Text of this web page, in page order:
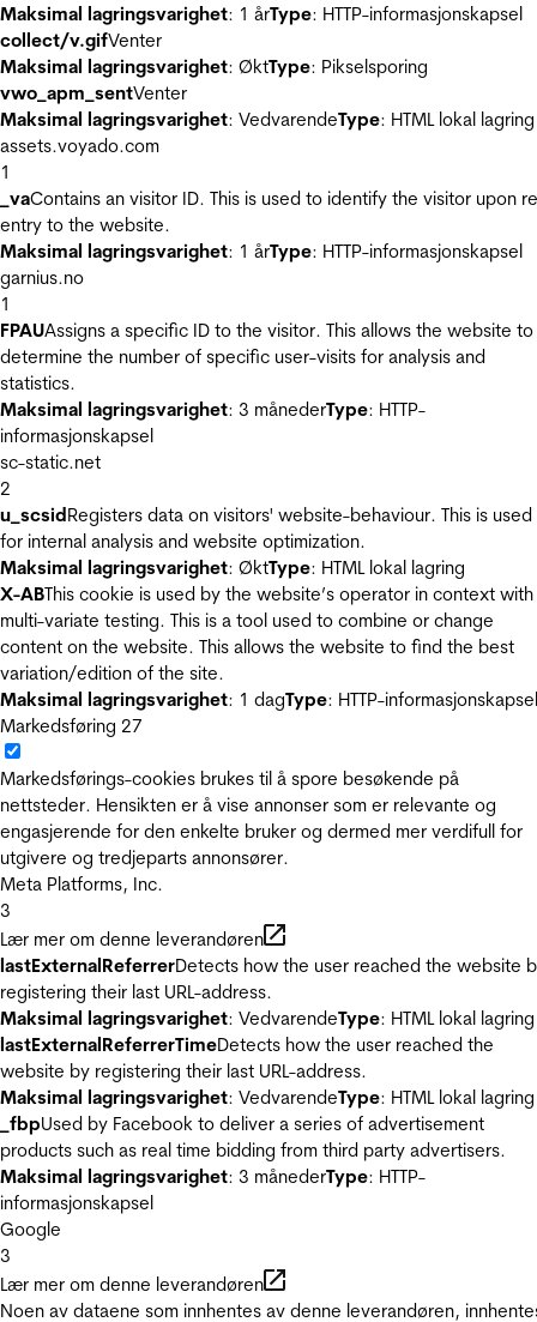
Maksimal lagringsvarighet: 1 årType: HTTP-informasjonskapsel
collect/v.gifVenter
Maksimal lagringsvarighet: ØktType: Pikselsporing
vwo_apm_sentVenter
Maksimal lagringsvarighet: VedvarendeType: HTML lokal lagring
assets.voyado.com
1
_vaContains an visitor ID. This is used to identify the visitor upon
entry to the website.
Maksimal lagringsvarighet: 1 årType: HTTP-informasjonskapsel
garnius.no
1
FPAUAssigns a specific ID to the visitor. This allows the website to
determine the number of specific user-visits for analysis and
statistics.
Maksimal lagringsvarighet: 3 månederType: HTTP-
informasjonskapsel
sc-static.net
2
u_scsidRegisters data on visitors' website-behaviour. This is used
for internal analysis and website optimization.
Maksimal lagringsvarighet: ØktType: HTML lokal lagring
X-ABThis cookie is used by the website’s operator in context with
multi-variate testing. This is a tool used to combine or change
content on the website. This allows the website to find the best
variation/edition of the site.
Maksimal lagringsvarighet: 1 dagType: HTTP-informasjonskapsel
Markedsføring 27
Markedsførings-cookies brukes til å spore besøkende på
nettsteder. Hensikten er å vise annonser som er relevante og
engasjerende for den enkelte bruker og dermed mer verdifull for
utgivere og tredjeparts annonsører.
Meta Platforms, Inc.
3
Lær mer om denne leverandøren
lastExternalReferrerDetects how the user reached the website
registering their last URL-address.
Maksimal lagringsvarighet: VedvarendeType: HTML lokal lagring
lastExternalReferrerTimeDetects how the user reached the
website by registering their last URL-address.
Maksimal lagringsvarighet: VedvarendeType: HTML lokal lagring
_fbpUsed by Facebook to deliver a series of advertisement
products such as real time bidding from third party advertisers.
Maksimal lagringsvarighet: 3 månederType: HTTP-
informasjonskapsel
Google
3
Lær mer om denne leverandøren
Noen av dataene som innhentes av denne leverandøren,